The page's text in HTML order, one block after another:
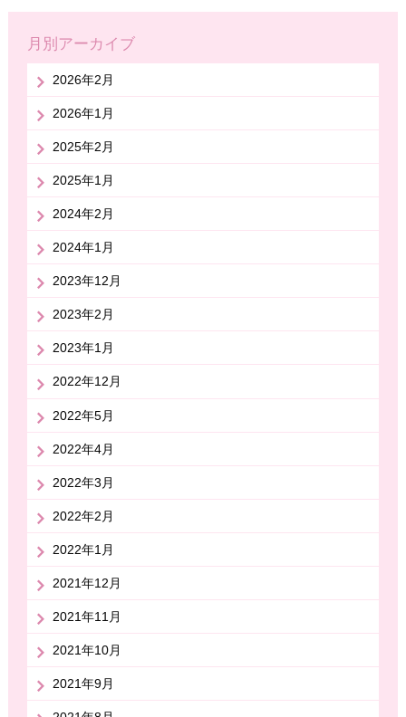
月別アーカイブ
2026年2月
2026年1月
2025年2月
2025年1月
2024年2月
2024年1月
2023年12月
2023年2月
2023年1月
2022年12月
2022年5月
2022年4月
2022年3月
2022年2月
2022年1月
2021年12月
2021年11月
2021年10月
2021年9月